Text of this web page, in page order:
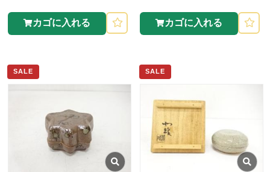
カゴに入れる カゴに入れる
SALE SALE